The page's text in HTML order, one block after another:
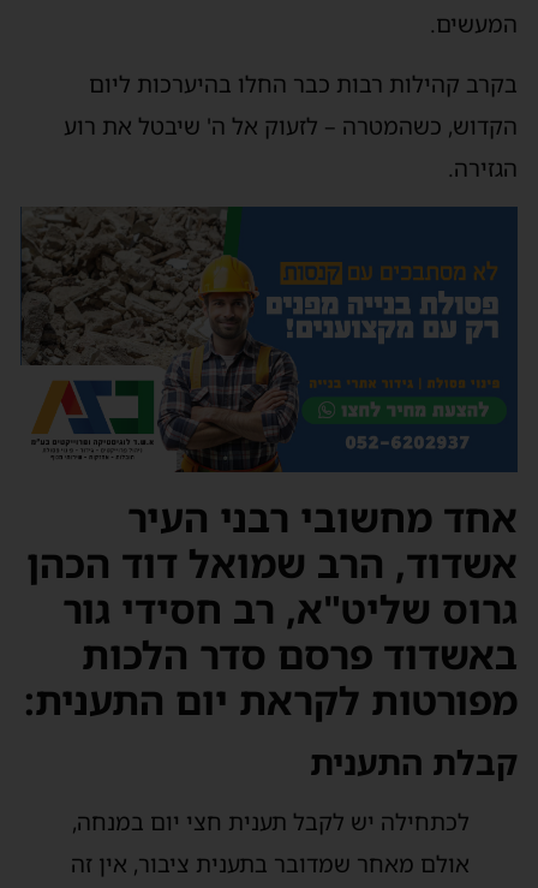
המעשים.
בקרב קהילות רבות כבר החלו בהיערכות ליום
הקדוש, כשהמטרה – לזעוק אל ה' שיבטל את רוע
הגזירה.
אחד מחשובי רבני העיר
אשדוד, הרב שמואל דוד הכהן
גרוס שליט"א, רב חסידי גור
באשדוד פרסם סדר הלכות
מפורטות לקראת יום התענית:
קבלת התענית
לכתחילה יש לקבל תענית חצי יום במנחה,
אולם מאחר שמדובר בתענית ציבור, אין זה